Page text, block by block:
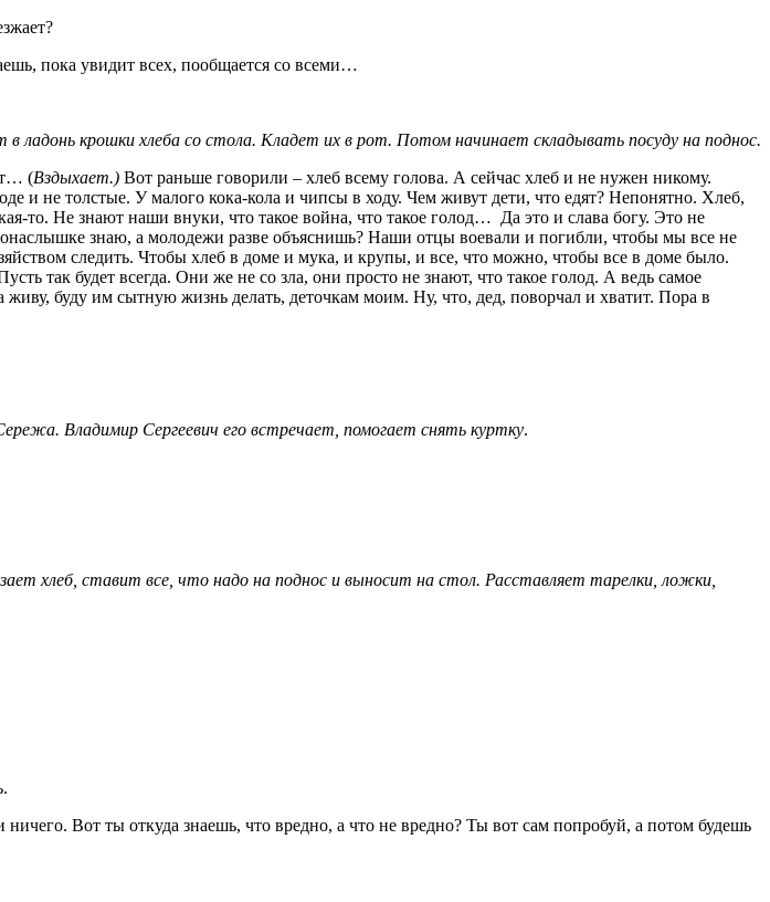
пока увидит всех, пообщается со всеми…
ладонь крошки хлеба со стола. Кладет их в рот. Потом начинает складывать посуду на поднос.
(Вздыхает.) Вот раньше говорили – хлеб всему голова. А сейчас хлеб и не нужен никому.
и не толстые. У малого кока-кола и чипсы в ходу. Чем живут дети, что едят? Непонятно. Хлеб,
то. Не знают наши внуки, что такое война, что такое голод… Да это и слава богу. Это не
знаю, а молодежи разве объяснишь? Наши отцы воевали и погибли, чтобы мы все не
следить. Чтобы хлеб в доме и мука, и крупы, и все, что можно, чтобы все в доме было.
так будет всегда. Они же не со зла, они просто не знают, что такое голод. А ведь самое
буду им сытную жизнь делать, деточкам моим. Ну, что, дед, поворчал и хватит. Пора в
Владимир Сергеевич его встречает, помогает снять куртку.
хлеб, ставит все, что надо на поднос и выносит на стол. Расставляет тарелки, ложки,
Вот ты откуда знаешь, что вредно, а что не вредно? Ты вот сам попробуй, а потом будешь